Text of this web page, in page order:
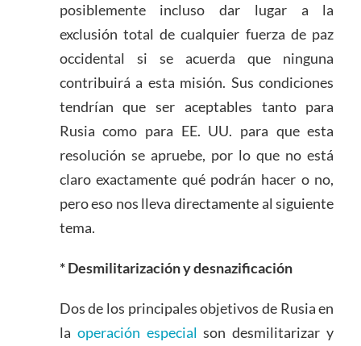
posiblemente incluso dar lugar a la
exclusión total de cualquier fuerza de paz
occidental si se acuerda que ninguna
contribuirá a esta misión. Sus condiciones
tendrían que ser aceptables tanto para
Rusia como para EE. UU. para que esta
resolución se apruebe, por lo que no está
claro exactamente qué podrán hacer o no,
pero eso nos lleva directamente al siguiente
tema.
* Desmilitarización y desnazificación
Dos de los principales objetivos de Rusia en
la operación especial son desmilitarizar y